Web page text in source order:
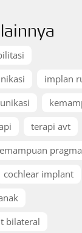
implan
terapi avt
cochlear implant
bilateral